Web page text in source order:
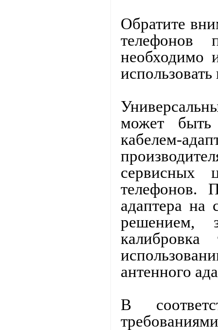
Обратите
телефонов
необходимо
может быть
кабелем-
сервисных
телефонов.
адаптера на
решением,
антенного
В